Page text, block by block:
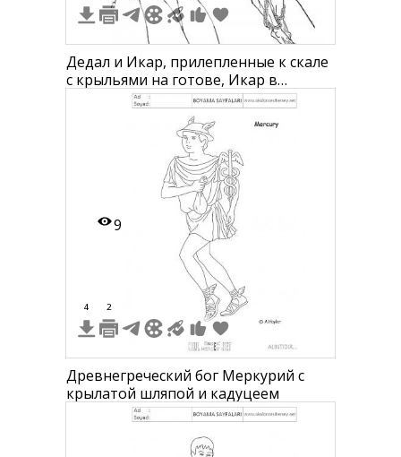
Дедал и Икар, прилепленные к скале
с крыльями на готове, Икар в
9
4 2
Древнегреческий бог Меркурий с
крылатой шляпой и кадуцеем